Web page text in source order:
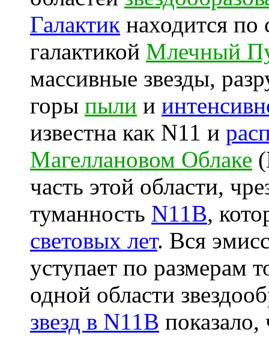
Галактик находится по
галактикой Млечный
массивные звезды,
горы пыли и
известна как N11 и
Магеллановом Облаке
часть этой области,
туманность N11B,
световых лет. Вся
уступает по размерам
одной области
звезд в N11B показало,